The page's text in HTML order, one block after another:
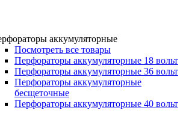
аккумуляторные
Посмотреть все товары
Перфораторы аккумуляторные 18 вольт
Перфораторы аккумуляторные 36 вольт
Перфораторы аккумуляторные
бесщеточные
Перфораторы аккумуляторные 40 вольт